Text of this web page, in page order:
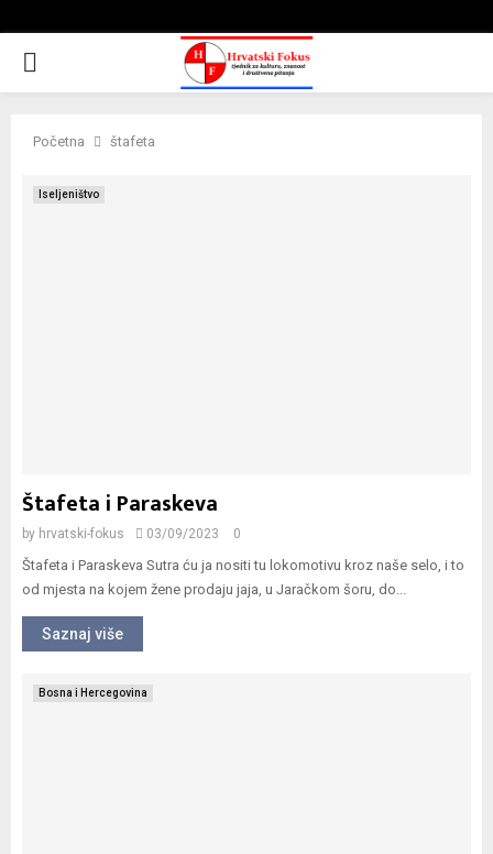
PRIMARY
Početna štafeta
Iseljeništvo
Štafeta i Paraskeva
by hrvatski-fokus 03/09/2023 0
Štafeta i Paraskeva Sutra ću ja nositi tu lokomotivu kroz naše selo, i to
od mjesta na kojem žene prodaju jaja, u Jaračkom šoru, do...
Saznaj više
Bosna i Hercegovina